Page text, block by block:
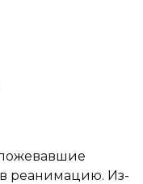
реанимацию. Из-